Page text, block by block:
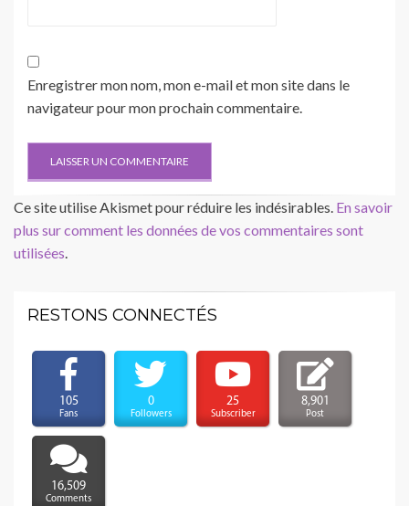
Enregistrer mon nom, mon e-mail et mon site dans le
navigateur pour mon prochain commentaire.
Ce site utilise Akismet pour réduire les indésirables. En savoir
plus sur comment les données de vos commentaires sont
utilisées.
RESTONS CONNECTÉS
105
Fans
0
Followers
25
Subscriber
8,901
Post
16,509
Comments